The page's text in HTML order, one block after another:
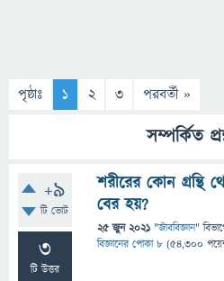
পৃষ্ঠাঃ 1 2 3 পরবর্তী »
সম্পর্কিত
+9
টি ভোট
3
টি উত্তর
শরীরের কোন গ্রন্থি
বের হয়?
25 জুন 2021 "জীববিজ্ঞান"
বিজ্ঞানের পোকা ৮ (54,300